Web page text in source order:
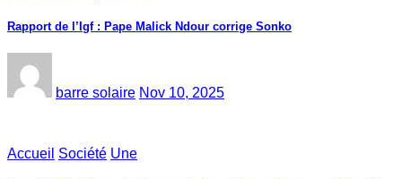
Rapport de l’Igf : Pape Malick Ndour corrige Sonko
barre solaire Nov 10, 2025
Accueil Société Une